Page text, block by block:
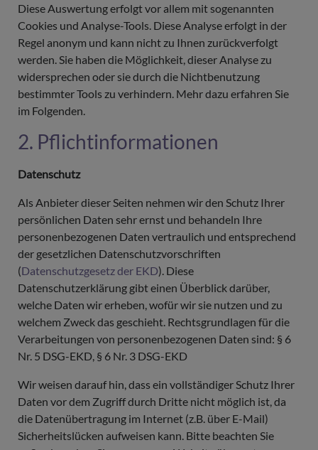
Diese Auswertung erfolgt vor allem mit sogenannten
Cookies und Analyse-Tools. Diese Analyse erfolgt in der
Regel anonym und kann nicht zu Ihnen zurückverfolgt
werden. Sie haben die Möglichkeit, dieser Analyse zu
widersprechen oder sie durch die Nichtbenutzung
bestimmter Tools zu verhindern. Mehr dazu erfahren Sie
im Folgenden.
2. Pflichtinformationen
Datenschutz
Als Anbieter dieser Seiten nehmen wir den Schutz Ihrer
persönlichen Daten sehr ernst und behandeln Ihre
personenbezogenen Daten vertraulich und entsprechend
der gesetzlichen Datenschutzvorschriften
(Datenschutzgesetz der EKD). Diese
Datenschutzerklärung gibt einen Überblick darüber,
welche Daten wir erheben, wofür wir sie nutzen und zu
welchem Zweck das geschieht. Rechtsgrundlagen für die
Verarbeitungen von personenbezogenen Daten sind: § 6
Nr. 5 DSG-EKD, § 6 Nr. 3 DSG-EKD
Wir weisen darauf hin, dass ein vollständiger Schutz Ihrer
Daten vor dem Zugriff durch Dritte nicht möglich ist, da
die Datenübertragung im Internet (z.B. über E-Mail)
Sicherheitslücken aufweisen kann. Bitte beachten Sie